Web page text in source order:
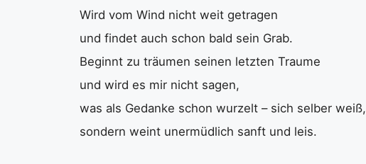
Wird vom Wind nicht weit getragen
und findet auch schon bald sein Grab.
Beginnt zu träumen seinen letzten Traume
und wird es mir nicht sagen,
was als Gedanke schon wurzelt – sich selber weiß,
sondern weint unermüdlich sanft und leis.